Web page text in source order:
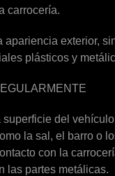
carrocería.
exterior,
plásticos y
del
la sal, el barro o
con la
las partes metálicas.